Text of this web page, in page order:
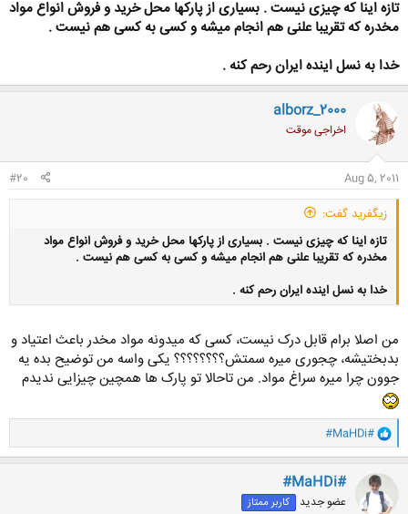
تازه اینا که چیزی نیست . بسیاری از پارکها محل خرید و فروش انواع مواد
مخدره که تقریبا علنی هم انجام میشه و کسی به کسی هم نیست .
خدا به نسل اینده ایران رحم کنه .
alborz_2000
اخراجی موقت
Aug 5, 2011
#20
زيگفريد گفت:
تازه اینا که چیزی نیست . بسیاری از پارکها محل خرید و فروش انواع مواد
مخدره که تقریبا علنی هم انجام میشه و کسی به کسی هم نیست .
خدا به نسل اینده ایران رحم کنه .
کلیک کنید تا باز شود...
من اصلا برام قابل درک نیست، کسی که میدونه مواد مخدر باعث اعتیاد و
بدبختیشه، چجوری میره سمتش؟؟؟؟؟؟؟؟ یکی واسه من توضیح بده یه
جوون چرا میره سراغ مواد. من تاحالا تو پارک ها همچین چیزایی ندیدم
و
ا
ک
ن
ش
ه
#MaHDi#
#MaHDi#
عضو جدید کاربر ممتاز